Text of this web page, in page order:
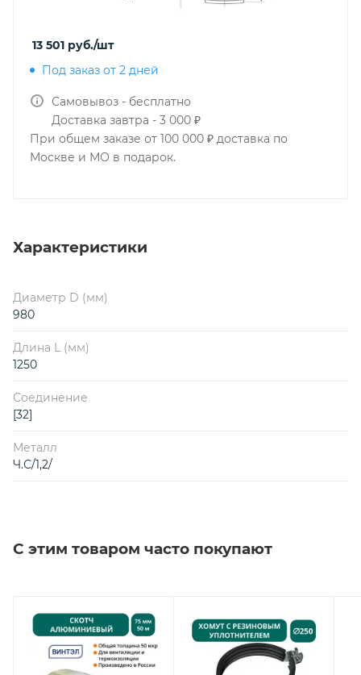
13 501 руб./шт
Под заказ от 2 дней
Самовывоз - бесплатно
Доставка завтра - 3 000 ₽
При общем заказе от 100 000 ₽ доставка по
Москве и МО в подарок.
Характеристики
Диаметр D (мм)
980
Длина L (мм)
1250
Соединение
[32]
Металл
Ч.С/1,2/
С этим товаром часто покупают